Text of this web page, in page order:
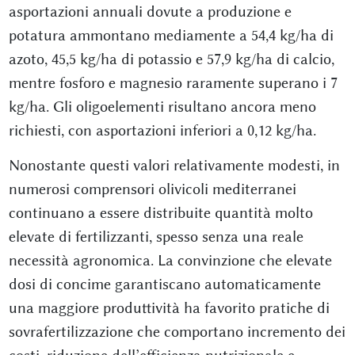
asportazioni annuali dovute a produzione e
potatura ammontano mediamente a 54,4 kg/ha di
azoto, 45,5 kg/ha di potassio e 57,9 kg/ha di calcio,
mentre fosforo e magnesio raramente superano i 7
kg/ha. Gli oligoelementi risultano ancora meno
richiesti, con asportazioni inferiori a 0,12 kg/ha.
Nonostante questi valori relativamente modesti, in
numerosi comprensori olivicoli mediterranei
continuano a essere distribuite quantità molto
elevate di fertilizzanti, spesso senza una reale
necessità agronomica. La convinzione che elevate
dosi di concime garantiscano automaticamente
una maggiore produttività ha favorito pratiche di
sovrafertilizzazione che comportano incremento dei